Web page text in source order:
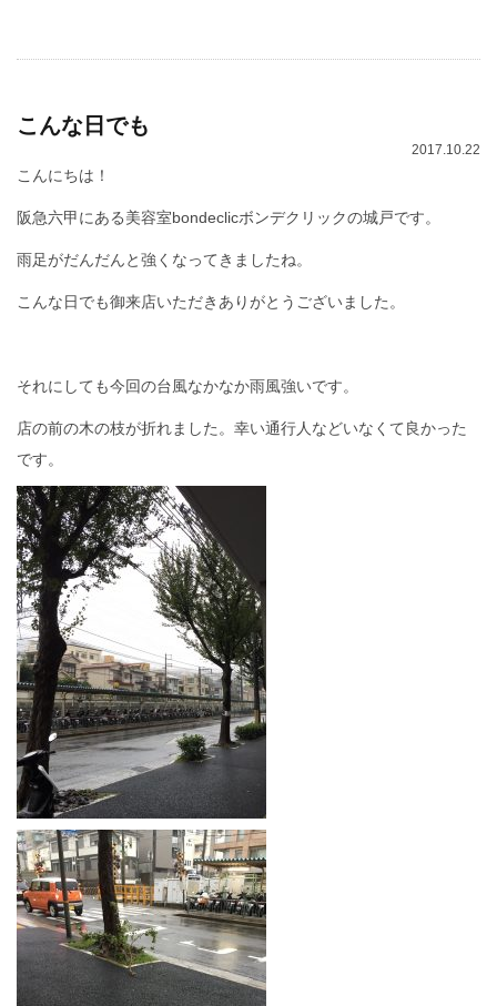
こんな日でも
2017.10.22
こんにちは！
阪急六甲にある美容室bondeclicボンデクリックの城戸です。
雨足がだんだんと強くなってきましたね。
こんな日でも御来店いただきありがとうございました。
それにしても今回の台風なかなか雨風強いです。
店の前の木の枝が折れました。幸い通行人などいなくて良かった
です。